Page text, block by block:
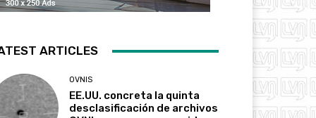
ARTICLES
OVNIS
EE.UU. concreta la quinta
desclasificación de archivos